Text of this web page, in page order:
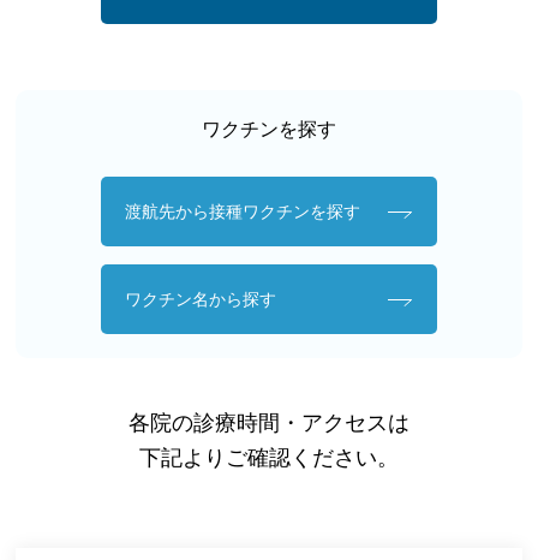
ワクチンを探す
渡航先から接種ワクチンを探す
ワクチン名から探す
各院の診療時間・アクセスは
下記よりご確認ください。